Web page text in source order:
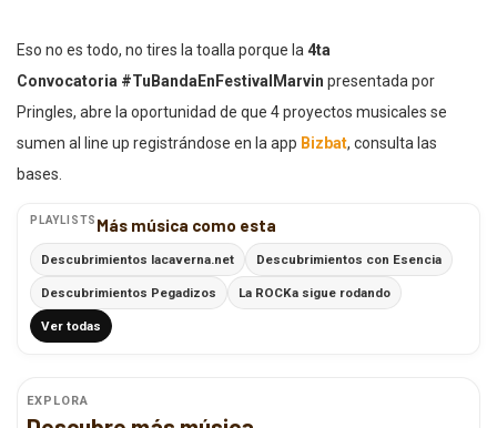
Eso no es todo, no tires la toalla porque la4ta
Convocatoria #TuBandaEnFestivalMarvin presentada por
Pringles, abre la oportunidad de que 4 proyectos musicales se
sumen al line up registrándose en la app Bizbat, consulta las
bases.
PLAYLISTS Más música como esta
Descubrimientos lacaverna.net Descubrimientos con Esencia
Descubrimientos Pegadizos La ROCKa sigue rodando
Ver todas
EXPLORA